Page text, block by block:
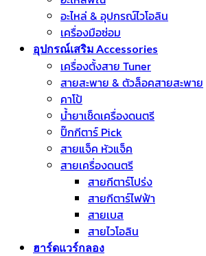
อะไหล่ & อุปกรณ์ไวโอลิน
เครื่องมือซ่อม
อุปกรณ์เสริม Accessories
เครื่องตั้งสาย Tuner
สายสะพาย & ตัวล็อคสายสะพาย
คาโป้
น้ำยาเช็ดเครื่องดนตรี
ปิ๊กกีตาร์ Pick
สายแจ็ค หัวแจ็ค
สายเครื่องดนตรี
สายกีตาร์โปร่ง
สายกีตาร์ไฟฟ้า
สายเบส
สายไวโอลิน
ฮาร์ดแวร์กลอง